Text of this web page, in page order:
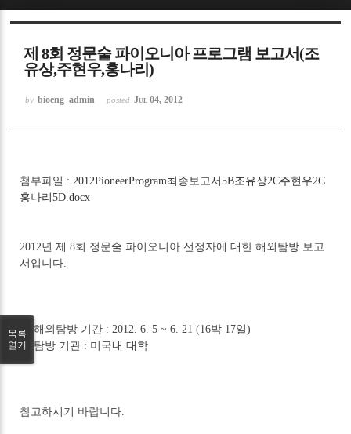
제 8회 정문술 파이오니아 프로그램 보고서(조
유상,주현우,홍나리)
by bioeng_admin posted Jul 04, 2012
첨부파일 : 2012PioneerProgram최종보고서5B조유상2C주현우2C
홍나리5D.docx
2012년 제 8회 정문술 파이오니아 선정자에 대한 해외탐방 보고
서입니다.
** 해외탐방 기간 : 2012. 6. 5 ~ 6. 21 (16박 17일)
** 탐방 기관 : 미국내 대학
참고하시기 바랍니다.
목록
열기
Sketchbook5, 스케치북5
Sketchbook5, 스케치북5